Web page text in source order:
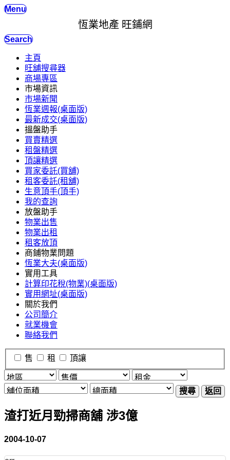
Menu
恆業地產 旺鋪網
Search
主頁
旺舖搜尋器
商場專區
市場資訊
市場新聞
恆業週報(桌面版)
最新成交(桌面版)
搵盤助手
買賣精選
租盤精選
頂讓精選
買家委託(買舖)
租客委託(租舖)
生意頂手(頂手)
我的查詢
放盤助手
物業出售
物業出租
租客放頂
商鋪物業問題
恆業大夫(桌面版)
實用工具
計算印花稅(物業)(桌面版)
實用網址(桌面版)
關於我們
公司簡介
就業機會
聯絡我們
售 租 頂讓
搜尋 返回
渣打近月勁掃商舖 涉3億
2004-10-07